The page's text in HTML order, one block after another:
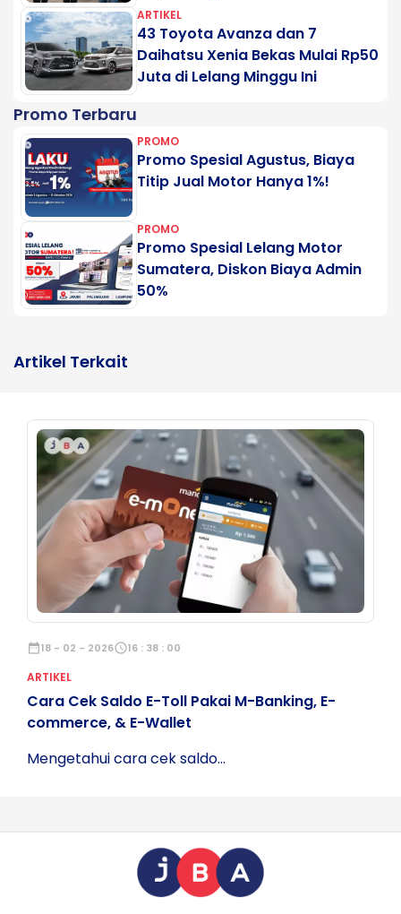
ARTIKEL
43 Toyota Avanza dan 7
Daihatsu Xenia Bekas Mulai Rp50
Juta di Lelang Minggu Ini
Promo Terbaru
PROMO
Promo Spesial Agustus, Biaya
Titip Jual Motor Hanya 1%!
PROMO
Promo Spesial Lelang Motor
Sumatera, Diskon Biaya Admin
50%
Artikel Terkait
date_range18 - 02 - 2026schedule16 : 38 : 00
ARTIKEL
Cara Cek Saldo E-Toll Pakai M-Banking, E-
commerce, & E-Wallet
Mengetahui cara cek saldo...